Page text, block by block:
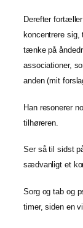
Derefter
koncentrere sig,
tænke på
associationer,
anden (mit
Han resonerer
tilhøreren.
Ser så til sidst
sædvanligt et
Sorg og tab og
timer, siden en